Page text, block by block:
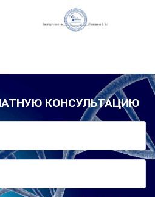
КОНСУЛЬТАЦИЮ